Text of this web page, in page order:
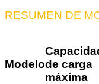
RESUMEN DE
Modelode carga
máxima